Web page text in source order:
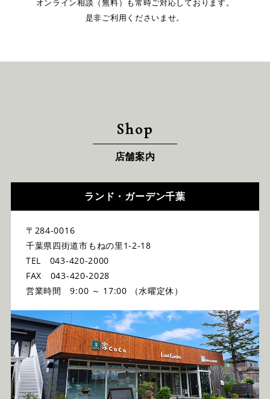
オンライン相談（無料）も常時ご対応しております。
是非ご利用くださいませ。
Shop
店舗案内
ランド・ガーデン千葉
〒284-0016
千葉県四街道市もねの里1-2-18
TEL 043-420-2000
FAX 043-420-2028
営業時間 9:00 ～ 17:00 （水曜定休）